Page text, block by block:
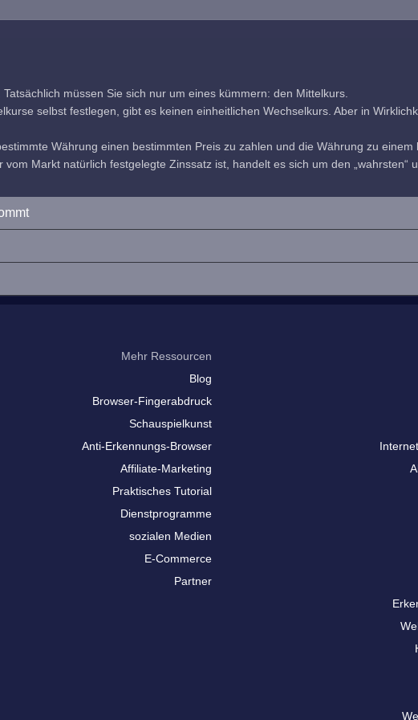
müssen Sie sich nur um eines kümmern: den Mittelkurs.
selbst festlegen, gibt es keinen einheitlichen Wechselkurs. Aber in
Währung einen bestimmten Preis zu zahlen und die Währung zu
Markt natürlich festgelegte Zinssatz ist, handelt es sich um den „wahrsten“
Mehr Ressourcen
Blog
Browser-Fingerabdruck
Schauspielkunst
Anti-Erkennungs-Browser
Affiliate-Marketing
Praktisches Tutorial
Dienstprogramme
sozialen Medien
E-Commerce
Partner